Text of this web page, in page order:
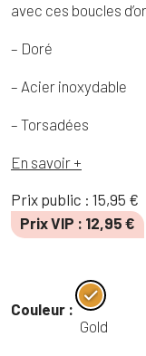
avec ces boucles
– Doré
– Acier inoxydable
– Torsadées
En savoir +
Prix public : 15,95 €
Prix VIP : 12,95 €
Couleur :
Gold